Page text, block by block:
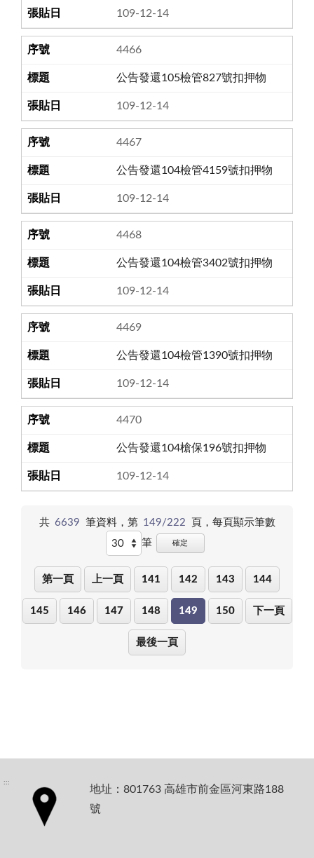
109-12-14
4466
公告發還105檢管827號扣押物
109-12-14
4467
公告發還104檢管4159號扣押物
109-12-14
4468
公告發還104檢管3402號扣押物
109-12-14
4469
公告發還104檢管1390號扣押物
109-12-14
4470
公告發還104槍保196號扣押物
109-12-14
共 6639 筆資料，第 149/222 頁， 每頁顯示筆數
筆
確定
第一頁 上一頁 141 142 143 144
145 146 147 148 149 150 下一頁
最後一頁
:::
地址：801763 高雄市前金區河東路188
號